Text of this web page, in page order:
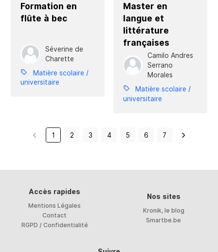
Formation en
flûte à bec
Séverine de
Charette
Matière scolaire /
universitaire
Master en
langue et
littérature
françaises
Camilo Andres
Serrano
Morales
Matière scolaire /
universitaire
1 2 3 4 5 6 7
Accès rapides
Mentions Légales
Contact
RGPD / Confidentialité
Nos sites
Kronik, le blog
Smartbe.be